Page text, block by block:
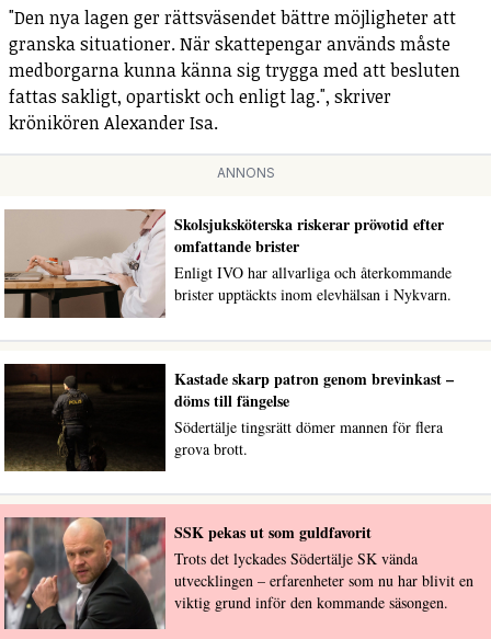
"Den nya lagen ger rättsväsendet bättre möjligheter att
granska situationer. När skattepengar används måste
medborgarna kunna känna sig trygga med att besluten
fattas sakligt, opartiskt och enligt lag.", skriver
krönikören Alexander Isa.
ANNONS
Skolsjuksköterska riskerar prövotid efter
omfattande brister
Enligt IVO har allvarliga och återkommande
brister upptäckts inom elevhälsan i Nykvarn.
Kastade skarp patron genom brevinkast –
döms till fängelse
Södertälje tingsrätt dömer mannen för flera
grova brott.
SSK pekas ut som guldfavorit
Trots det lyckades Södertälje SK vända
utvecklingen – erfarenheter som nu har blivit en
viktig grund inför den kommande säsongen.